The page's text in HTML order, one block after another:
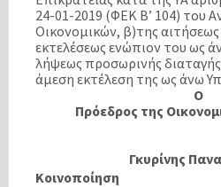
24-01-2019 (ΦΕΚ Β’ 104) του
Οικονομικών, β)της
εκτελέσεως ενώπιον του ως
λήψεως προσωρινής
άμεση εκτέλεση της ως άνω
Ο
Πρόεδρος της
Γκυρίνης
Κοινοποίηση